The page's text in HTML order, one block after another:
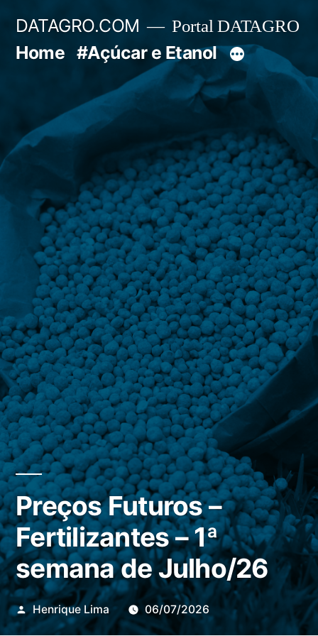
DATAGRO.COM Portal DATAGRO
Home #Açúcar e Etanol
Preços Futuros –
Fertilizantes – 1ª
semana de Julho/26
Publicado
por
Henrique Lima 06/07/2026